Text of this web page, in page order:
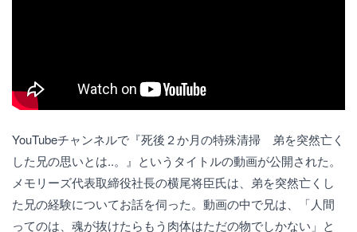
YouTubeチャンネルで『死後２か月の特殊清掃 弟を突然亡く
した兄の思いとは..。』というタイトルの動画が公開された。
メモリーズ代表取締役社長の横尾将臣氏は、弟を突然亡くし
た兄の経験についてお話を伺った。動画の中で兄は、「人間
ってのは、魂が抜けたらもう肉体はただの物でしかない」と